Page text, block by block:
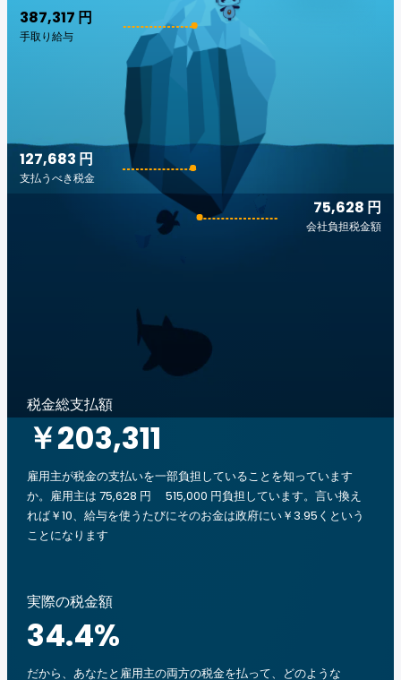
387,317 円
手取り給与
75,628 円
会社負担税金額
127,683 円
支払うべき税金
税金総支払額
￥203,311
雇用主が税金の支払いを一部負担していることを知っています
か。雇用主は 75,628 円 515,000 円負担しています。言い換え
れば￥10、給与を使うたびにそのお金は政府にい￥3.95くという
ことになります
実際の税金額
34.4%
だから、あなたと雇用主の両方の税金を払って、どのような